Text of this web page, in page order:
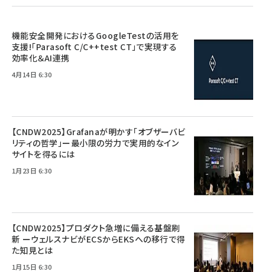
機能安全開発におけるGoogleTestの活用を
支援!「Parasoft C/C++test CT」で実現する
効率化＆AI連携
4月14日 6:30
【CNDW2025】Grafanaが明かす「オブザーバビ
リティの哲学」ー最小限の労力で実用的なイン
サイトを得るには
1月23日 6:30
【CNDW2025】プロダクト急増に備える基盤刷
新 ーウェルスナビがECSからEKSへの移行で得
た知見とは
1月15日 6:30